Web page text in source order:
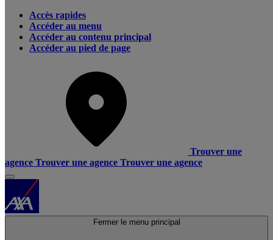
Accès rapides
Accéder au menu
Accéder au contenu principal
Accéder au pied de page
Trouver une
agence Trouver une agence Trouver une agence
Fermer le menu principal